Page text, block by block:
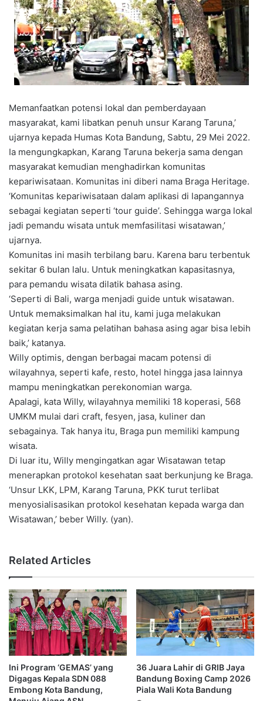
Memanfaatkan potensi lokal dan pemberdayaan
masyarakat, kami libatkan penuh unsur Karang Taruna,’
ujarnya kepada Humas Kota Bandung, Sabtu, 29 Mei 2022.
Ia mengungkapkan, Karang Taruna bekerja sama dengan
masyarakat kemudian menghadirkan komunitas
kepariwisataan. Komunitas ini diberi nama Braga Heritage.
‘Komunitas kepariwisataan dalam aplikasi di lapangannya
sebagai kegiatan seperti ‘tour guide’. Sehingga warga lokal
jadi pemandu wisata untuk memfasilitasi wisatawan,’
ujarnya.
Komunitas ini masih terbilang baru. Karena baru terbentuk
sekitar 6 bulan lalu. Untuk meningkatkan kapasitasnya,
para pemandu wisata dilatik bahasa asing.
‘Seperti di Bali, warga menjadi guide untuk wisatawan.
Untuk memaksimalkan hal itu, kami juga melakukan
kegiatan kerja sama pelatihan bahasa asing agar bisa lebih
baik,’ katanya.
Willy optimis, dengan berbagai macam potensi di
wilayahnya, seperti kafe, resto, hotel hingga jasa lainnya
mampu meningkatkan perekonomian warga.
Apalagi, kata Willy, wilayahnya memiliki 18 koperasi, 568
UMKM mulai dari craft, fesyen, jasa, kuliner dan
sebagainya. Tak hanya itu, Braga pun memiliki kampung
wisata.
Di luar itu, Willy mengingatkan agar Wisatawan tetap
menerapkan protokol kesehatan saat berkunjung ke Braga.
‘Unsur LKK, LPM, Karang Taruna, PKK turut terlibat
menyosialisasikan protokol kesehatan kepada warga dan
Wisatawan,’ beber Willy. (yan).
Related Articles
Ini Program ‘GEMAS’ yang
Digagas Kepala SDN 088
Embong Kota Bandung,
36 Juara Lahir di GRIB Jaya
Bandung Boxing Camp 2026
Piala Wali Kota Bandung